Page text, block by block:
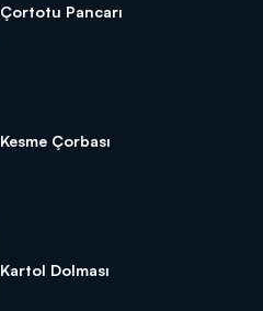
Çortotu Pancarı
Kesme Çorbası
Kartol Dolması